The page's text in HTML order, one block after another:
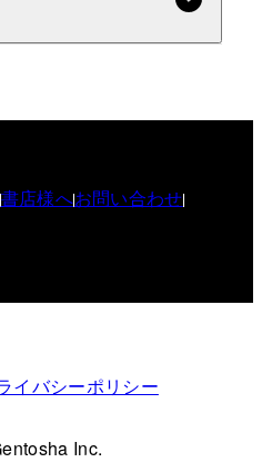
書店様へお問い合わせ
イバシーポリシー
Inc.